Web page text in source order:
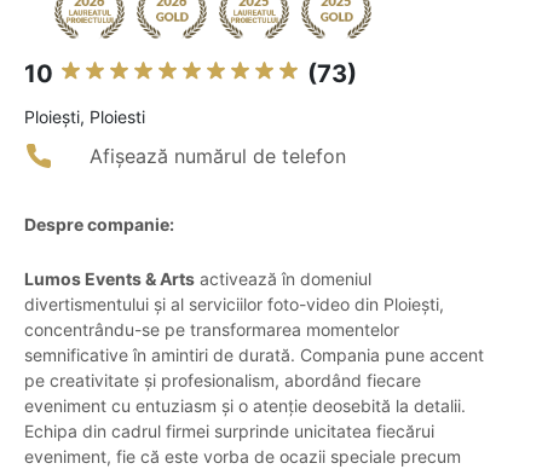
10 (73)
Ploieşti, Ploiesti
Afișează numărul de telefon
Despre companie:
Lumos Events & Arts activează în domeniul
divertismentului și al serviciilor foto-video din Ploiești,
concentrându-se pe transformarea momentelor
semnificative în amintiri de durată. Compania pune accent
pe creativitate și profesionalism, abordând fiecare
eveniment cu entuziasm și o atenție deosebită la detalii.
Echipa din cadrul firmei surprinde unicitatea fiecărui
eveniment, fie că este vorba de ocazii speciale precum